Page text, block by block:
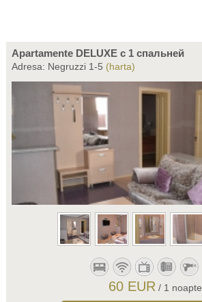
Apartamente DELUXE c 1 спальней
Adresa: Negruzzi 1-5 (harta)
60 EUR / 1 noapte